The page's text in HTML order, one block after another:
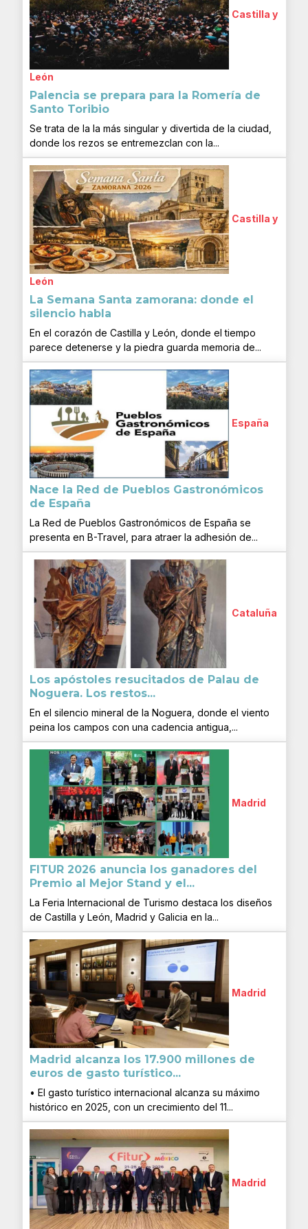
Castilla y
León
Palencia se prepara para la Romería de
Santo Toribio
Se trata de la la más singular y divertida de la ciudad,
donde los rezos se entremezclan con la...
Castilla y
León
La Semana Santa zamorana: donde el
silencio habla
En el corazón de Castilla y León, donde el tiempo
parece detenerse y la piedra guarda memoria de...
España
Nace la Red de Pueblos Gastronómicos
de España
La Red de Pueblos Gastronómicos de España se
presenta en B-Travel, para atraer la adhesión de...
Cataluña
Los apóstoles resucitados de Palau de
Noguera. Los restos...
En el silencio mineral de la Noguera, donde el viento
peina los campos con una cadencia antigua,...
Madrid
FITUR 2026 anuncia los ganadores del
Premio al Mejor Stand y el...
La Feria Internacional de Turismo destaca los diseños
de Castilla y León, Madrid y Galicia en la...
Madrid
Madrid alcanza los 17.900 millones de
euros de gasto turístico...
• El gasto turístico internacional alcanza su máximo
histórico en 2025, con un crecimiento del 11...
Madrid